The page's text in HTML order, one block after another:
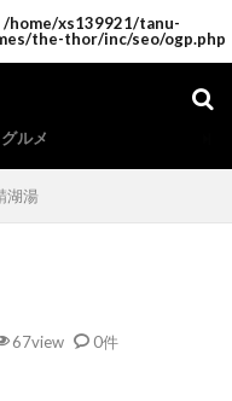
/home/xs139921/tanu-
the-thor/inc/seo/ogp.php
グルメ
湖湯
67view 0件